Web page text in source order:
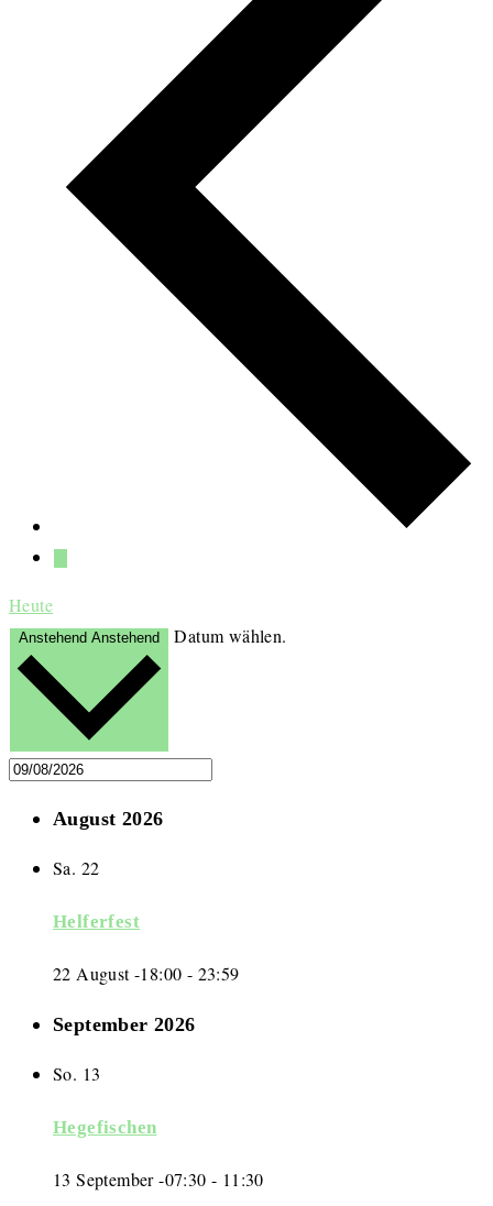
Heute
Anstehend Anstehend Datum wählen.
August 2026
Sa. 22
Helferfest
22 August -18:00 - 23:59
September 2026
So. 13
Hegefischen
13 September -07:30 - 11:30